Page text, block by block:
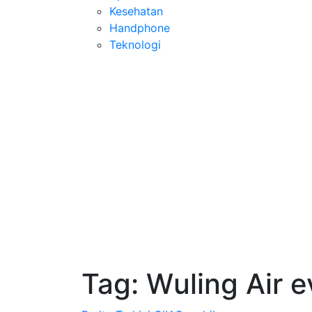
Kesehatan
Handphone
Teknologi
Tag: Wuling Air